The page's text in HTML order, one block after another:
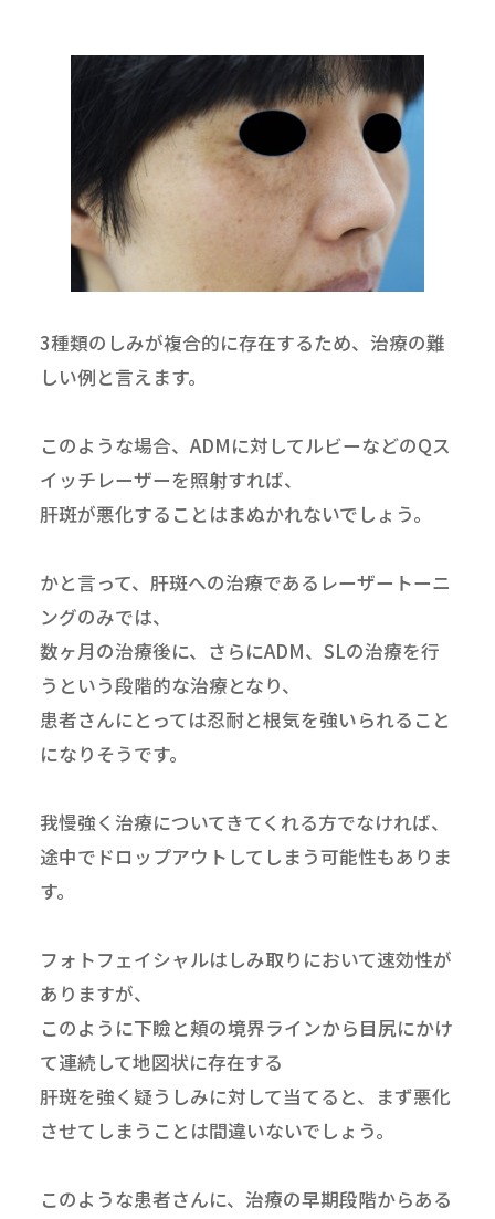
3種類のしみが複合的に存在するため、治療の難
しい例と言えます。
このような場合、ADMに対してルビーなどのQス
イッチレーザーを照射すれば、
肝斑が悪化することはまぬかれないでしょう。
かと言って、肝斑への治療であるレーザートーニ
ングのみでは、
数ヶ月の治療後に、さらにADM、SLの治療を行
うという段階的な治療となり、
患者さんにとっては忍耐と根気を強いられること
になりそうです。
我慢強く治療についてきてくれる方でなければ、
途中でドロップアウトしてしまう可能性もありま
す。
フォトフェイシャルはしみ取りにおいて速効性が
ありますが、
このように下瞼と頬の境界ラインから目尻にかけ
て連続して地図状に存在する
肝斑を強く疑うしみに対して当てると、まず悪化
させてしまうことは間違いないでしょう。
このような患者さんに、治療の早期段階からある